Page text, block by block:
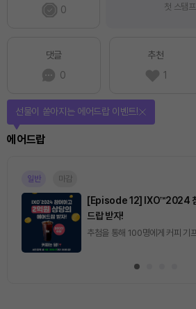
0
첫 스탬
댓글
0
추천
1
에어드랍
선물이 쏟아지는 에어드랍 이벤트!
일반 마감
[Episode 12] IXO™2024 참
드랍 받자!
추첨을 통해 100명에게 커피 기